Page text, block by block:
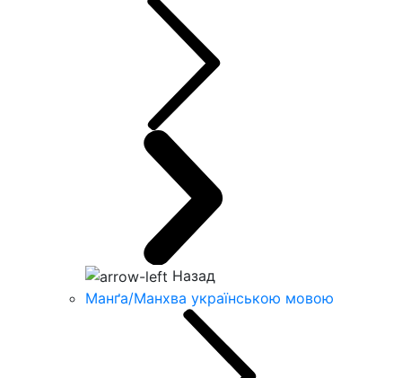
Назад
Манґа/Манхва українською мовою